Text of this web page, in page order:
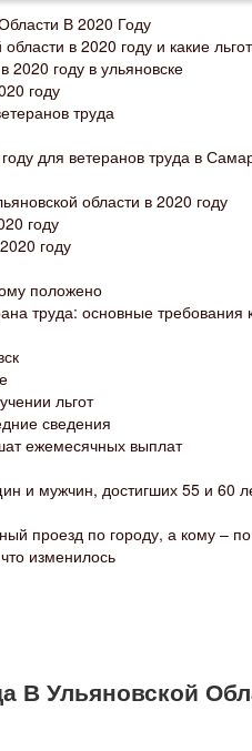
В 2020 Году
в 2020 году и какие
2020 году в ульяновске
году
труда
для ветеранов труда в
области в 2020 году
году
году
положено
труда: основные требования
льгот
сведения
ежемесячных выплат
и мужчин, достигших 55 и 60
проезд по городу, а кому –
изменилось
В Ульяновской